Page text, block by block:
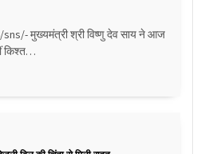
sns/- मुख्यमंत्री श्री विष्णु देव साय ने आज
किश्त…